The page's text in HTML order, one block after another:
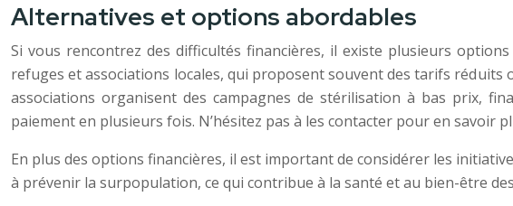
Alternatives et options abordables
Si vous rencontrez des difficultés financières, il existe plusieurs
refuges et associations locales, qui proposent souvent des tarifs
associations organisent des campagnes de stérilisation à bas prix,
paiement en plusieurs fois. N’hésitez pas à les contacter pour en savoir
En plus des options financières, il est important de considérer les
à prévenir la surpopulation, ce qui contribue à la santé et au bien-être